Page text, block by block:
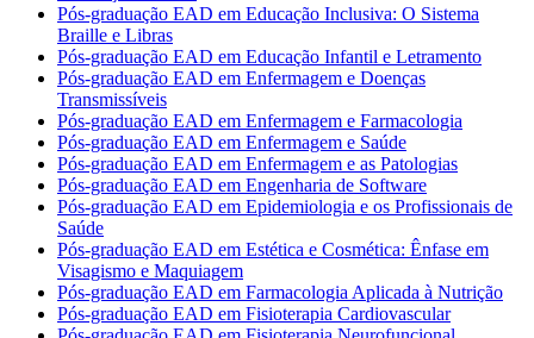
Pós-graduação EAD em Educação Inclusiva: O Sistema
Braille e Libras
Pós-graduação EAD em Educação Infantil e Letramento
Pós-graduação EAD em Enfermagem e Doenças
Transmissíveis
Pós-graduação EAD em Enfermagem e Farmacologia
Pós-graduação EAD em Enfermagem e Saúde
Pós-graduação EAD em Enfermagem e as Patologias
Pós-graduação EAD em Engenharia de Software
Pós-graduação EAD em Epidemiologia e os Profissionais de
Saúde
Pós-graduação EAD em Estética e Cosmética: Ênfase em
Visagismo e Maquiagem
Pós-graduação EAD em Farmacologia Aplicada à Nutrição
Pós-graduação EAD em Fisioterapia Cardiovascular